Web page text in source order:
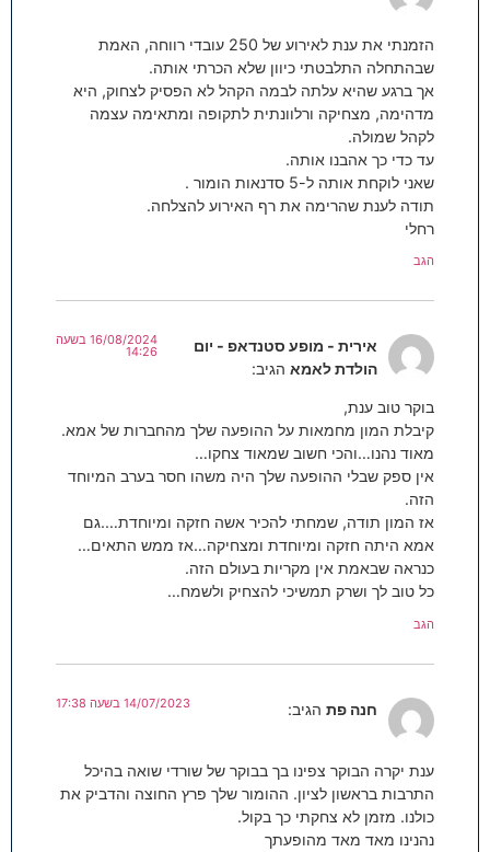
הזמנתי את ענת לאירוע של 250 עובדי רווחה, האמת
שבהתחלה התלבטתי כיוון שלא הכרתי אותה.
אך ברגע שהיא עלתה לבמה הקהל לא הפסיק לצחוק, היא
מדהימה, מצחיקה ורלוונתית לתקופה ומתאימה עצמה
לקהל שמולה.
עד כדי כך אהבנו אותה.
שאני לוקחת אותה ל-5 סדנאות הומור .
תודה לענת שהרימה את רף האירוע להצלחה.
רחלי
הגב
אירית - מופע סטנדאפ - יום
הולדת לאמא הגיב:
16/08/2024 בשעה
14:26
בוקר טוב ענת,
קיבלת המון מחמאות על ההופעה שלך מהחברות של אמא.
מאוד נהנו…והכי חשוב שמאוד צחקו…
אין ספק שבלי ההופעה שלך היה משהו חסר בערב המיוחד
הזה.
אז המון תודה, שמחתי להכיר אשה חזקה ומיוחדת….גם
אמא היתה חזקה ומיוחדת ומצחיקה…אז ממש התאים…
כנראה שבאמת אין מקריות בעולם הזה.
כל טוב לך ושרק תמשיכי להצחיק ולשמח…
הגב
חנה פת הגיב: 14/07/2023 בשעה 17:38
ענת יקרה הבוקר צפינו בך בבוקר של שורדי שואה בהיכל
התרבות בראשון לציון. ההומור שלך פרץ החוצה והדביק את
כולנו. מזמן לא צחקתי כך בקול.
נהנינו מאד מאד מהופעתך